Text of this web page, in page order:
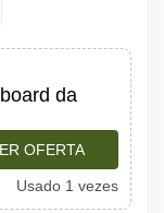
da
OFERTA
Usado 1 vezes